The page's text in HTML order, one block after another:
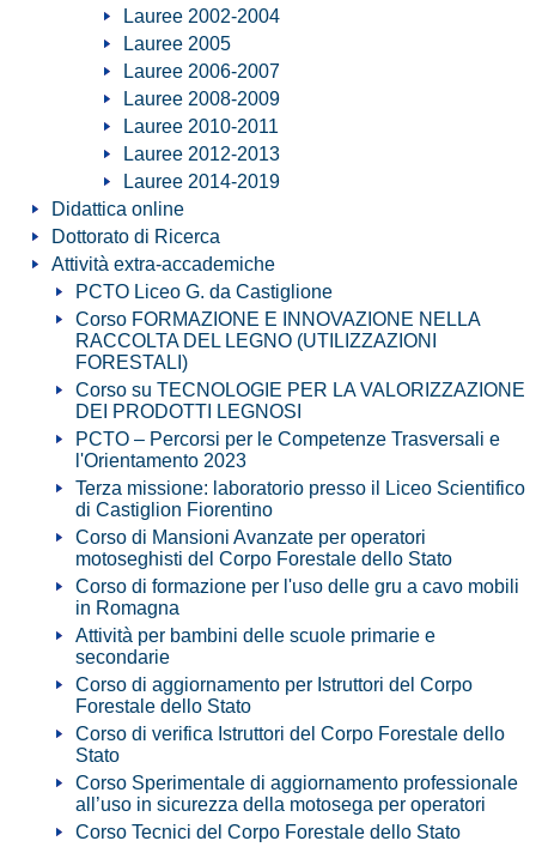
Lauree 2002-2004
Lauree 2005
Lauree 2006-2007
Lauree 2008-2009
Lauree 2010-2011
Lauree 2012-2013
Lauree 2014-2019
Didattica online
Dottorato di Ricerca
Attività extra-accademiche
PCTO Liceo G. da Castiglione
Corso FORMAZIONE E INNOVAZIONE NELLA
RACCOLTA DEL LEGNO (UTILIZZAZIONI
FORESTALI)
Corso su TECNOLOGIE PER LA VALORIZZAZIONE
DEI PRODOTTI LEGNOSI
PCTO – Percorsi per le Competenze Trasversali e
l'Orientamento 2023
Terza missione: laboratorio presso il Liceo Scientifico
di Castiglion Fiorentino
Corso di Mansioni Avanzate per operatori
motoseghisti del Corpo Forestale dello Stato
Corso di formazione per l'uso delle gru a cavo mobili
in Romagna
Attività per bambini delle scuole primarie e
secondarie
Corso di aggiornamento per Istruttori del Corpo
Forestale dello Stato
Corso di verifica Istruttori del Corpo Forestale dello
Stato
Corso Sperimentale di aggiornamento professionale
all’uso in sicurezza della motosega per operatori
Corso Tecnici del Corpo Forestale dello Stato